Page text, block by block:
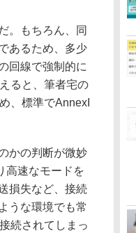
。もちろん、同
あるため、多少
回線で強制的に
ると、筆者宅の
、標準でAnnexI
かの判断が微妙
高速なモードを
損失など、接続
うな環境でも常
続されてしまっ